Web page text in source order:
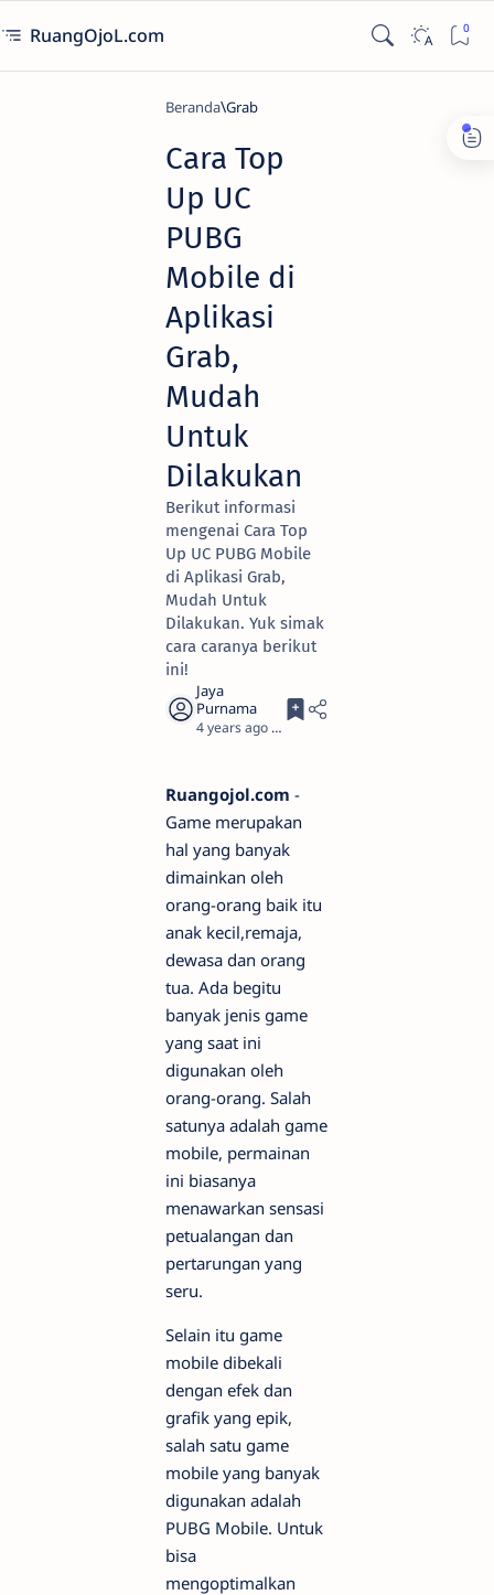
RuangOjoL.com
Beranda Grab
Cara Top
Up UC
PUBG
Mobile di
Aplikasi
Grab,
Mudah
Untuk
Dilakukan
Berikut informasi
mengenai Cara Top
Up UC PUBG Mobile
di Aplikasi Grab,
Mudah Untuk
Dilakukan. Yuk simak
cara caranya berikut
ini!
4 years ago 3
Ruangojol.com -
Game merupakan
hal yang banyak
dimainkan oleh
orang-orang baik itu
anak kecil,remaja,
dewasa dan orang
tua. Ada begitu
banyak jenis game
yang saat ini
digunakan oleh
orang-orang. Salah
satunya adalah game
mobile, permainan
ini biasanya
menawarkan sensasi
petualangan dan
pertarungan yang
seru.
Selain itu game
mobile dibekali
dengan efek dan
grafik yang epik,
salah satu game
mobile yang banyak
digunakan adalah
PUBG Mobile. Untuk
bisa
mengoptimalkan